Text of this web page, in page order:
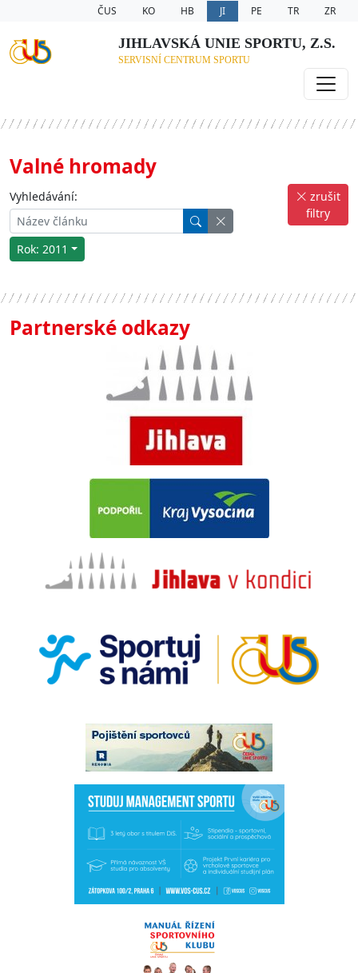
ČUS KO HB JI PE TR ZR
JIHLAVSKÁ UNIE SPORTU, Z.S.
SERVISNÍ CENTRUM SPORTU
Valné hromady
Vyhledávání:
Rok: 2011
zrušit
filtry
Partnerské odkazy